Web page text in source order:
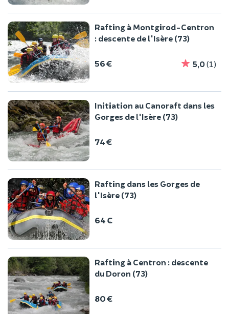
Rafting à Montgirod-Centron
: descente de l'Isère (73)
56 € 5,0(1)
Initiation au Canoraft dans les
Gorges de l'Isère (73)
74 €
Rafting dans les Gorges de
l'Isère (73)
64 €
Rafting à Centron : descente
du Doron (73)
80 €